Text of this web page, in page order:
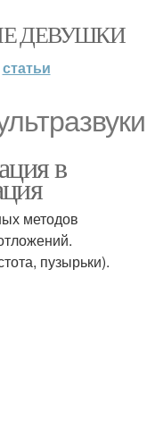
ДЕВУШКИ
статьи
в
методов
пузырьки).